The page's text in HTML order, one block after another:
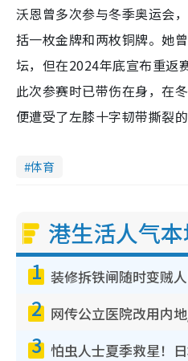
沃恩曾多次参与冬季奥运会
括一枚金牌和两枚铜牌。她
坛，但在2024年底宣布重返
此次参赛时已带伤在身，在
便遭受了左膝十字韧带撕裂的
体育
港生活人气
1
2
3